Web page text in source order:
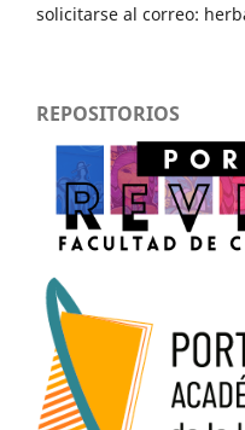
solicitarse al correo:
REPOSITORIOS